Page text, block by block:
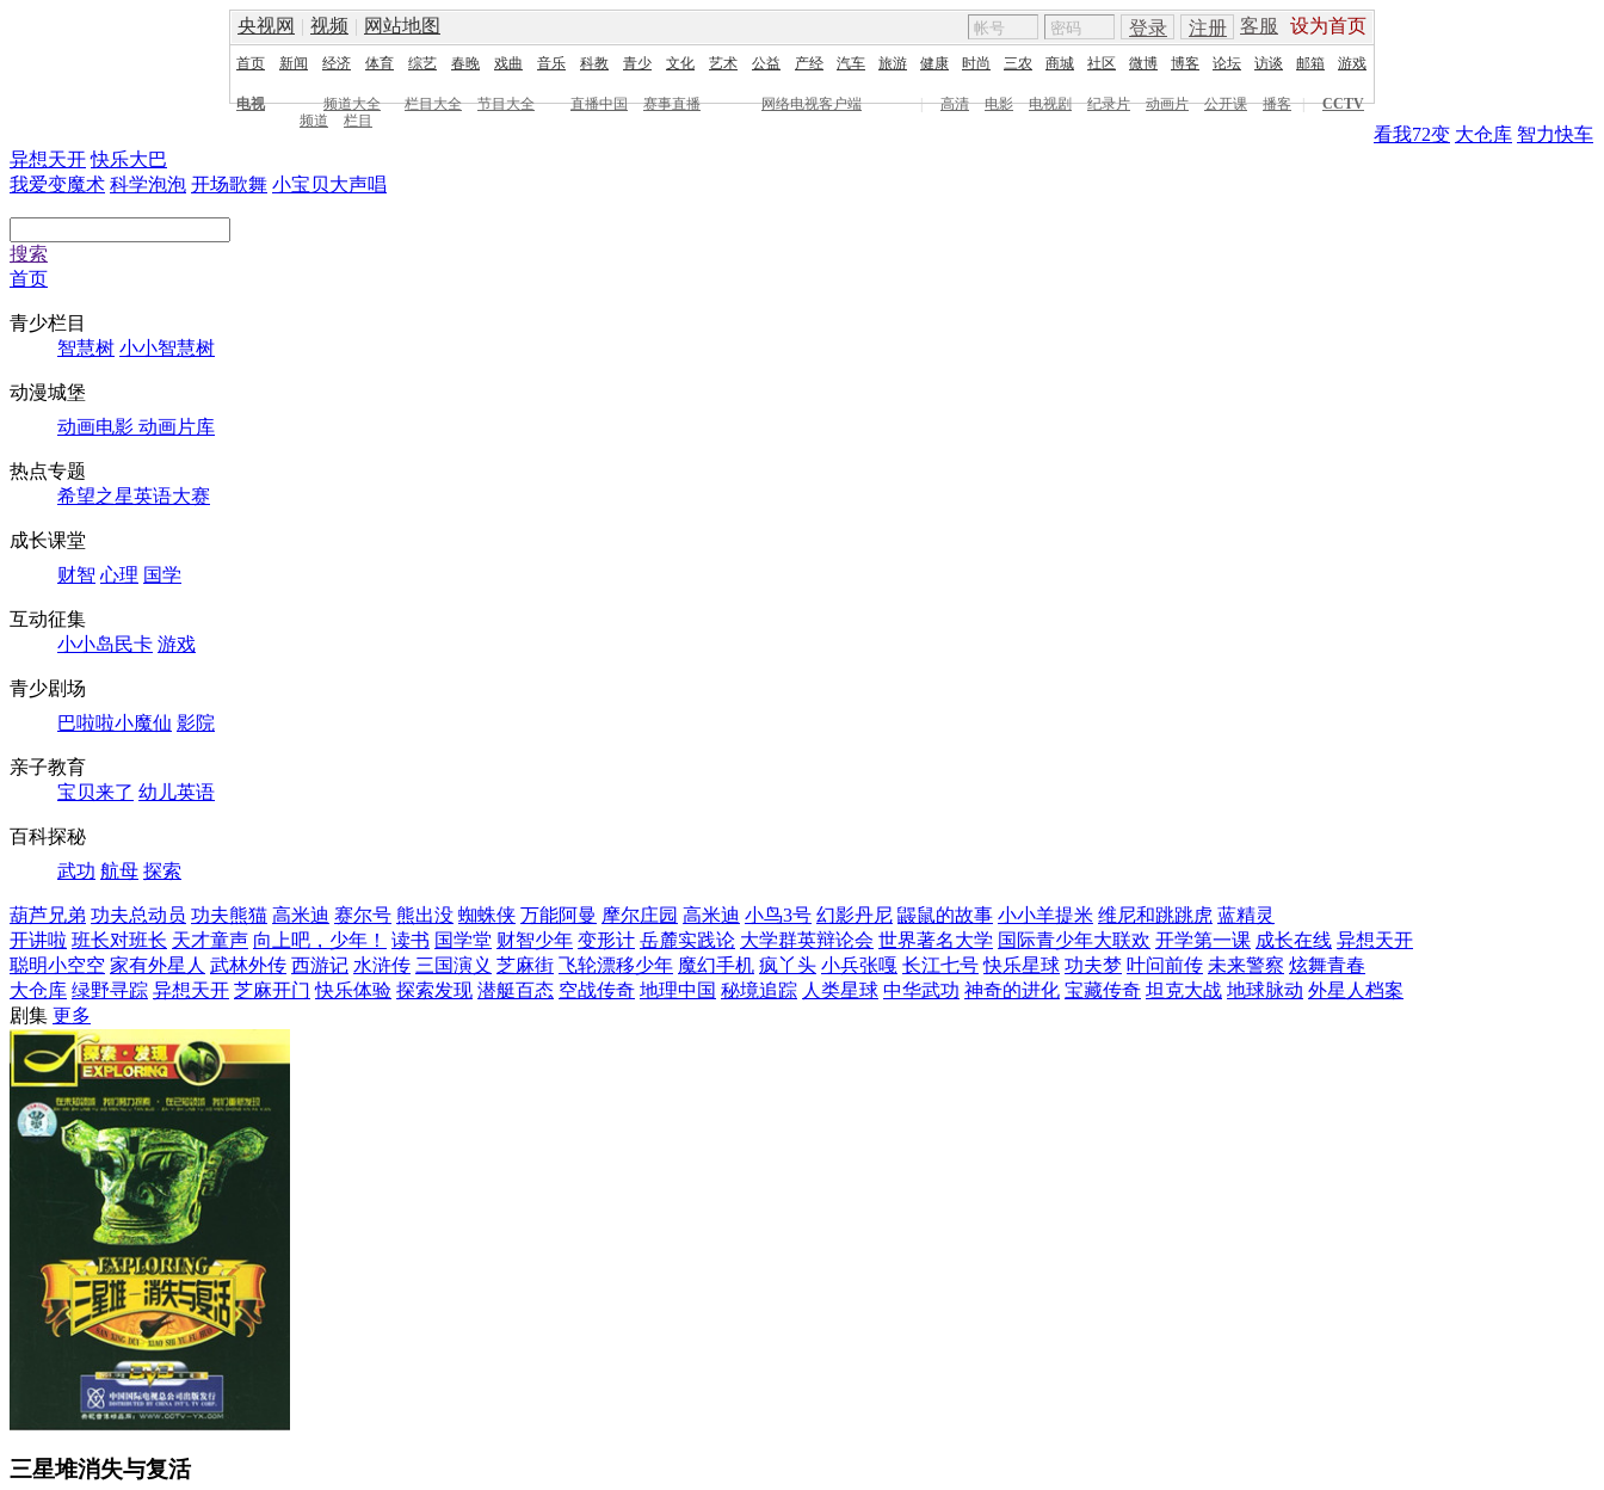
央视网 | 视频 | 网站地图 客服 设为首页
登录 注册
首页 新闻 经济 体育 综艺 春晚 戏曲 音乐 科教 青少 文化 艺术 公益 产经 汽车 旅游 健康 时尚 三农 商城 社区 微博 博客 论坛 访谈 邮箱 游戏
电视 频道大全 栏目大全 节目大全 直播中国 赛事直播 网络电视客户端 | 高清 电影 电视剧 纪录片 动画片 公开课 播客 |
CCTV
频道
栏目
看我72变 大仓库 智力快车
异想天开 快乐大巴
我爱变魔术 科学泡泡 开场歌舞 小宝贝大声唱
搜索
首页
青少栏目
智慧树 小小智慧树
动漫城堡
动画电影 动画片库
热点专题
希望之星英语大赛
成长课堂
财智 心理 国学
互动征集
小小岛民卡 游戏
青少剧场
巴啦啦小魔仙 影院
亲子教育
宝贝来了 幼儿英语
百科探秘
武功 航母 探索
葫芦兄弟 功夫总动员 功夫熊猫 高米迪 赛尔号 熊出没 蜘蛛侠 万能阿曼 摩尔庄园 高米迪 小鸟3号 幻影丹尼 鼹鼠的故事 小小羊提米 维尼和跳跳虎 蓝精灵
开讲啦 班长对班长 天才童声 向上吧，少年！ 读书 国学堂 财智少年 变形计 岳麓实践论 大学群英辩论会 世界著名大学 国际青少年大联欢 开学第一课 成长在线 异想天开
聪明小空空 家有外星人 武林外传 西游记 水浒传 三国演义 芝麻街 飞轮漂移少年 魔幻手机 疯丫头 小兵张嘎 长江七号 快乐星球 功夫梦 叶问前传 未来警察 炫舞青春
大仓库 绿野寻踪 异想天开 芝麻开门 快乐体验 探索发现 潜艇百态 空战传奇 地理中国 秘境追踪 人类星球 中华武功 神奇的进化 宝藏传奇 坦克大战 地球脉动 外星人档案
剧集 更多
三星堆消失与复活